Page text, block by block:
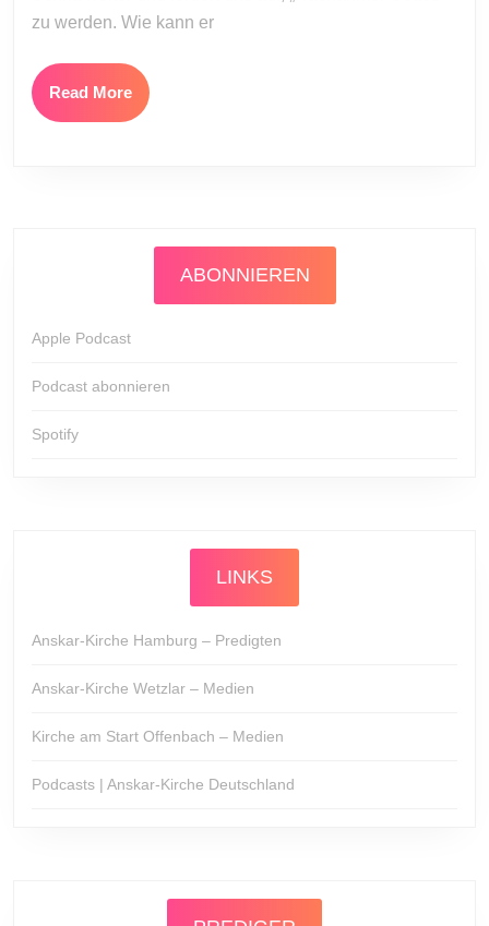
zu werden. Wie kann er
Read MoreRead
More
ABONNIEREN
Apple Podcast
Podcast abonnieren
Spotify
LINKS
Anskar-Kirche Hamburg – Predigten
Anskar-Kirche Wetzlar – Medien
Kirche am Start Offenbach – Medien
Podcasts | Anskar-Kirche Deutschland